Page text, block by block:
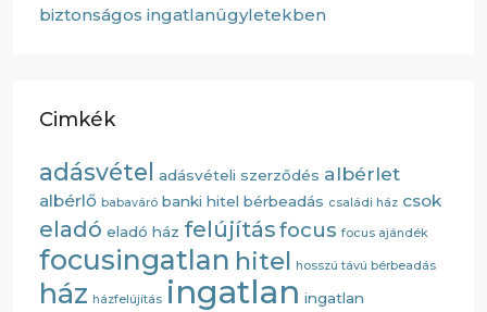
biztonságos ingatlanügyletekben
Cimkék
adásvétel adásvételi szerződés albérlet
albérlő babaváró banki hitel bérbeadás családi ház csok
eladó eladó ház felújításfocus focus ajándék
focusingatlan hitel hosszú távú bérbeadás
ház házfelújítás ingatlan ingatlan